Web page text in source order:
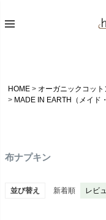
HOME
オーガニックコット
MADE IN EARTH（メイド
布ナプキン
並び替え 新着順 レビ